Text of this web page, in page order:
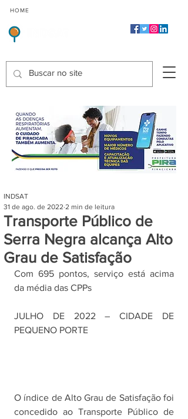
HOME
Transporte Público de
Serra Negra alcança Alto
Grau de Satisfação
INDSAT
31 de ago. de 2022 2 min de leitura
Com 695 pontos, serviço está acima
da média das CPPs
JULHO DE 2022 – CIDADE DE
PEQUENO PORTE
O índice de Alto Grau de Satisfação foi
concedido ao Transporte Público de